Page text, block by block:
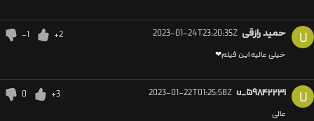
U حمید رازقی 2023-01-24T23:20:35Z
+2
-1
خیلی عالیه این فیلم❤
U u_۵۹۸۴۲۲۳۱ 2023-01-22T01:25:58Z
+3
0
عالی